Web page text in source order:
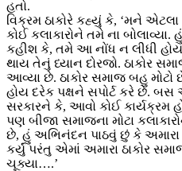
હતો.
વિક્રમ ઠાકોરે કહ્યું કે, ‘મને એટલા
કોઈ કલાકારોને તમે ના
કહીશ કે, તમે આ નોંધ ન લીધી
થાય તેનું ધ્યાન દોરજો. ઠાકોર
આવ્યા છે. ઠાકોર સમાજ બહુ
હોય દરેક પક્ષને સપોર્ટ કરે છે.
સરકારને કે, આવો કોઈ કાર્યક્રમ
પણ બીજા સમાજના મોટા
છે, હું અભિનંદન પાઠવું છું કે
કર્યું પરંતુ એમાં અમારા ઠાકોર
ચૂક્યા….’